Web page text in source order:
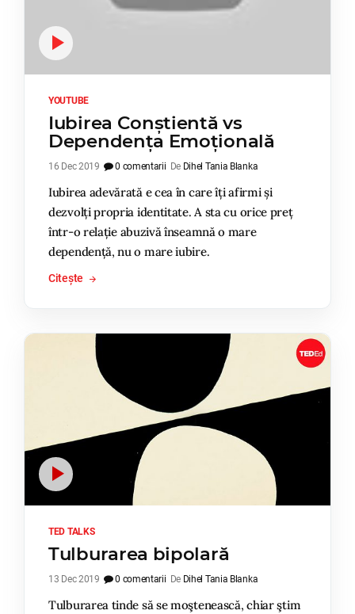
YOUTUBE
Iubirea Conștientă vs
Dependența Emoțională
16 Dec 2019 0 comentarii De Dihel Tania Blanka
Iubirea adevărată e cea în care îți afirmi și
dezvolți propria identitate. A sta cu orice preț
într-o relație abuzivă înseamnă o mare
dependență, nu o mare iubire.
Citește
TED TALKS
Tulburarea bipolară
13 Dec 2019 0 comentarii De Dihel Tania Blanka
Tulburarea tinde să se moştenească, chiar ştim